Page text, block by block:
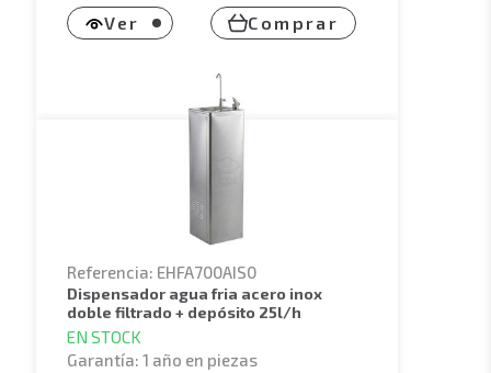
Ver Comprar
Referencia: EHFA700AIS0
dispensador agua fria acero inox
doble filtrado + depósito 25l/h
EN STOCK
Garantía: 1 año en piezas